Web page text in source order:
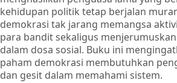
kehidupan politik tetap berjalan
demokrasi tak jarang memangsa
para bandit sekaligus
dalam dosa sosial. Buku ini
paham demokrasi membutuhkan
dan gesit dalam memahami sistem.